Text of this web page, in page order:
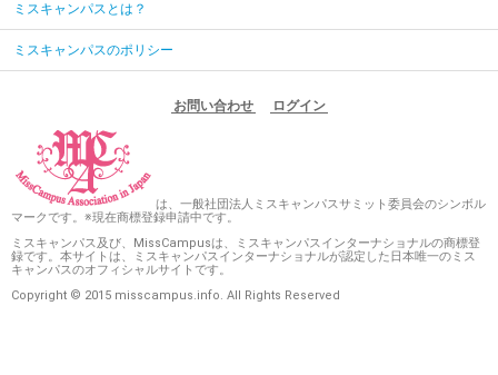
ミスキャンパスとは？
ミスキャンパスのポリシー
お問い合わせ ログイン
は、一般社団法人ミスキャンパスサミット委員会のシンボル
マークです。※現在商標登録申請中です。
ミスキャンパス及び、MissCampusは、ミスキャンパスインターナショナルの商標登
録です。本サイトは、ミスキャンパスインターナショナルが認定した日本唯一のミス
キャンパスのオフィシャルサイトです。
Copyright © 2015 misscampus.info. All Rights Reserved